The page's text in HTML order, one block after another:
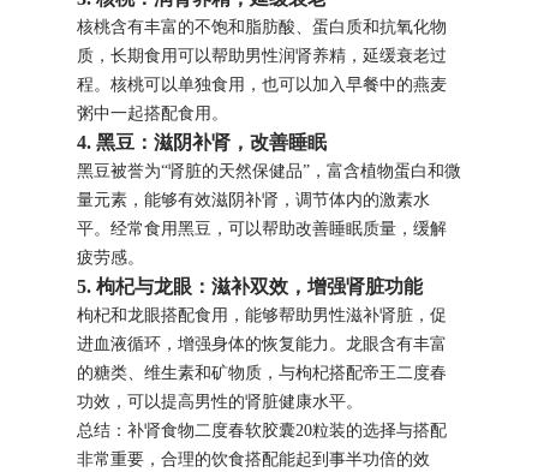
核桃含有丰富的不饱和脂肪酸、蛋白质和抗氧化物
质，长期食用可以帮助男性润肾养精，延缓衰老过
程。核桃可以单独食用，也可以加入早餐中的燕麦
粥中一起搭配食用。
4. 黑豆：滋阴补肾，改善睡眠
黑豆被誉为“肾脏的天然保健品”，富含植物蛋白和微
量元素，能够有效滋阴补肾，调节体内的激素水
平。经常食用黑豆，可以帮助改善睡眠质量，缓解
疲劳感。
5. 枸杞与龙眼：滋补双效，增强肾脏功能
枸杞和龙眼搭配食用，能够帮助男性滋补肾脏，促
进血液循环，增强身体的恢复能力。龙眼含有丰富
的糖类、维生素和矿物质，与枸杞搭配帝王二度春
功效，可以提高男性的肾脏健康水平。
总结：补肾食物二度春软胶囊20粒装的选择与搭配
非常重要，合理的饮食搭配能起到事半功倍的效